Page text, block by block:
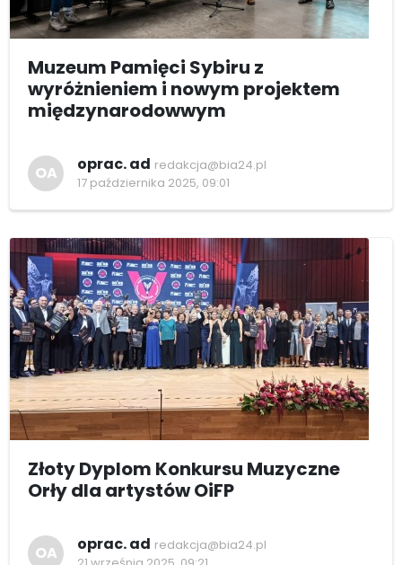
Muzeum Pamięci Sybiru z
wyróżnieniem i nowym projektem
międzynarodowwym
OA oprac. ad redakcja@bia24.pl
17 października 2025, 09:01
Złoty Dyplom Konkursu Muzyczne
Orły dla artystów OiFP
OA oprac. ad redakcja@bia24.pl